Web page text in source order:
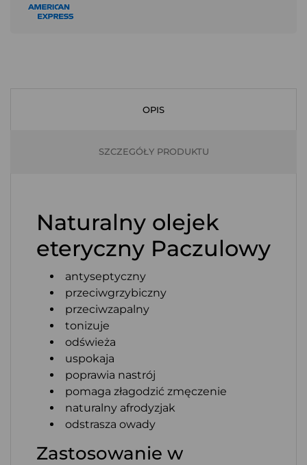
OPIS
SZCZEGÓŁY PRODUKTU
Naturalny olejek
eteryczny Paczulowy
antyseptyczny
przeciwgrzybiczny
przeciwzapalny
tonizuje
odświeża
uspokaja
poprawia nastrój
pomaga złagodzić zmęczenie
naturalny afrodyzjak
odstrasza owady
Zastosowanie w